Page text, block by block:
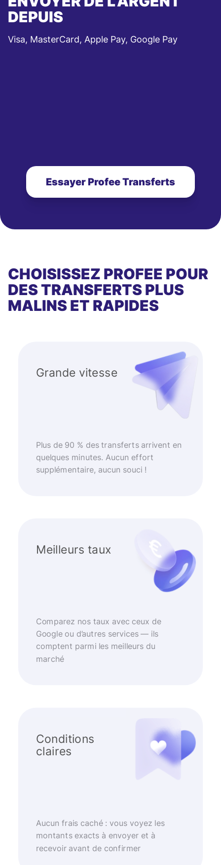
DEPUIS
Visa, MasterCard, Apple Pay, Google Pay
Essayer Profee Transferts
CHOISISSEZ PROFEE POUR
DES TRANSFERTS PLUS
MALINS ET RAPIDES
Grande vitesse
Plus de 90 % des transferts arrivent en
quelques minutes. Aucun effort
supplémentaire, aucun souci !
Meilleurs taux
Comparez nos taux avec ceux de
Google ou d’autres services — ils
comptent parmi les meilleurs du
marché
Conditions
claires
Aucun frais caché : vous voyez les
montants exacts à envoyer et à
recevoir avant de confirmer